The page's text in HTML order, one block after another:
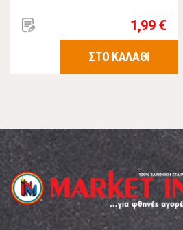
1,99 €
ΣΤΟ ΚΑΛΑΘΙ